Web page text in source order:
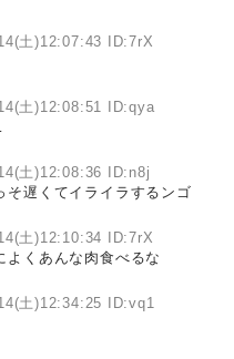
土)12:07:43 ID:7rX
土)12:08:51 ID:qya
土)12:08:36 ID:n8j
そ遅くてイライラするンゴ
土)12:10:34 ID:7rX
よくあんな肉食べるな
土)12:34:25 ID:vq1